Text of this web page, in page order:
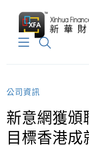
公司資訊
新意網獲頒
目標香港